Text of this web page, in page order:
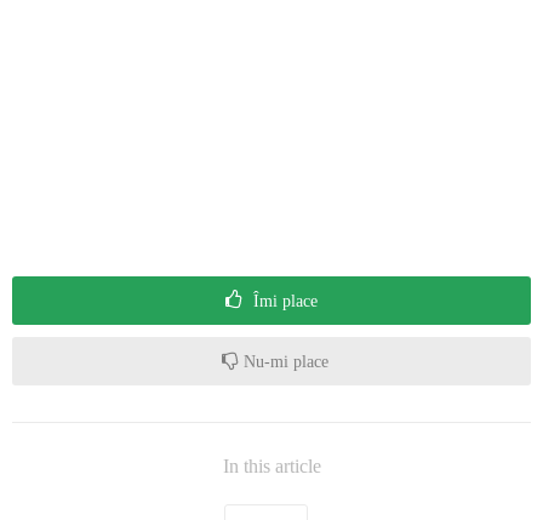
Îmi place
Nu-mi place
In this article